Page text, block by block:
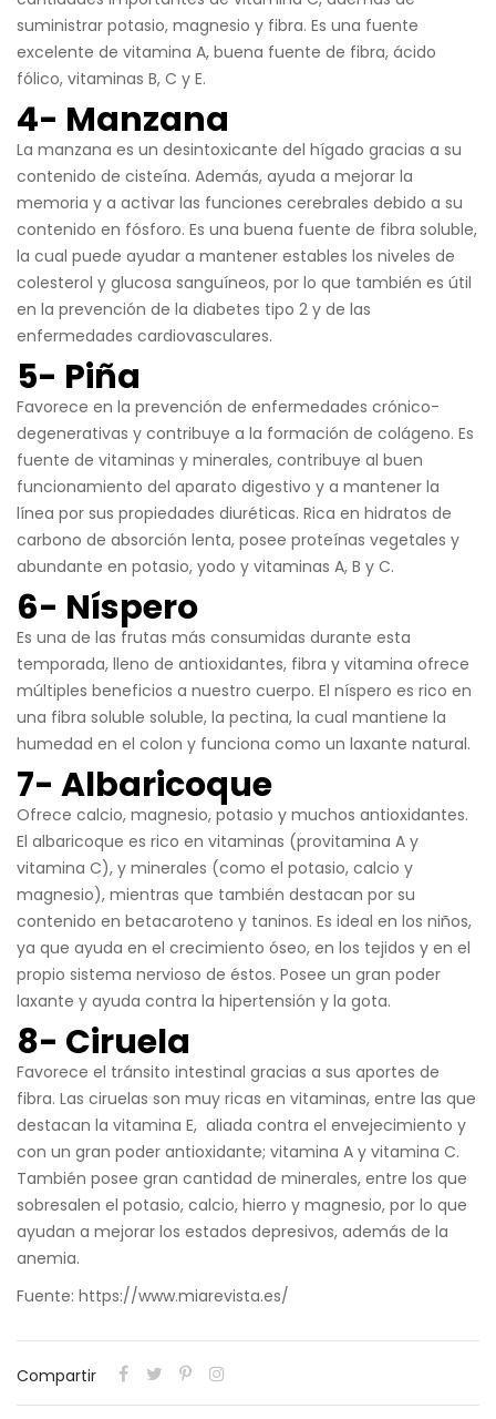
suministrar potasio, magnesio y fibra. Es una fuente
excelente de vitamina A, buena fuente de fibra, ácido
fólico, vitaminas B, C y E.
4- Manzana
La manzana es un desintoxicante del hígado gracias a su
contenido de cisteína. Además, ayuda a mejorar la
memoria y a activar las funciones cerebrales debido a su
contenido en fósforo. Es una buena fuente de fibra soluble,
la cual puede ayudar a mantener estables los niveles de
colesterol y glucosa sanguíneos, por lo que también es útil
en la prevención de la diabetes tipo 2 y de las
enfermedades cardiovasculares.
5- Piña
Favorece en la prevención de enfermedades crónico-
degenerativas y contribuye a la formación de colágeno. Es
fuente de vitaminas y minerales, contribuye al buen
funcionamiento del aparato digestivo y a mantener la
línea por sus propiedades diuréticas. Rica en hidratos de
carbono de absorción lenta, posee proteínas vegetales y
abundante en potasio, yodo y vitaminas A, B y C.
6- Níspero
Es una de las frutas más consumidas durante esta
temporada, lleno de antioxidantes, fibra y vitamina ofrece
múltiples beneficios a nuestro cuerpo. El níspero es rico en
una fibra soluble soluble, la pectina, la cual mantiene la
humedad en el colon y funciona como un laxante natural.
7- Albaricoque
Ofrece calcio, magnesio, potasio y muchos antioxidantes.
El albaricoque es rico en vitaminas (provitamina A y
vitamina C), y minerales (como el potasio, calcio y
magnesio), mientras que también destacan por su
contenido en betacaroteno y taninos. Es ideal en los niños,
ya que ayuda en el crecimiento óseo, en los tejidos y en el
propio sistema nervioso de éstos. Posee un gran poder
laxante y ayuda contra la hipertensión y la gota.
8- Ciruela
Favorece el tránsito intestinal gracias a sus aportes de
fibra. Las ciruelas son muy ricas en vitaminas, entre las que
destacan la vitamina E, aliada contra el envejecimiento y
con un gran poder antioxidante; vitamina A y vitamina C.
También posee gran cantidad de minerales, entre los que
sobresalen el potasio, calcio, hierro y magnesio, por lo que
ayudan a mejorar los estados depresivos, además de la
anemia.
Fuente: https://www.miarevista.es/
Compartir